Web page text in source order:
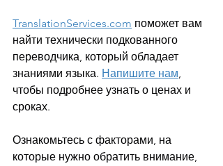
TranslationServices.com поможет вам
найти технически подкованного
переводчика, который обладает
знаниями языка. Напишите нам,
чтобы подробнее узнать о ценах и
сроках.
Ознакомьтесь с факторами, на
которые нужно обратить внимание,